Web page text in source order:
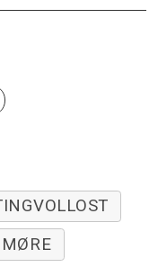
MØRE